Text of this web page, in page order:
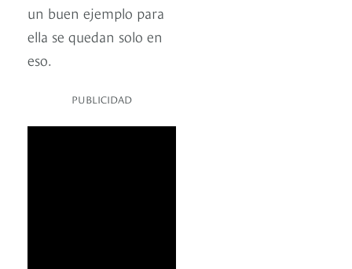
un buen ejemplo para
ella se quedan solo en
eso.
PUBLICIDAD